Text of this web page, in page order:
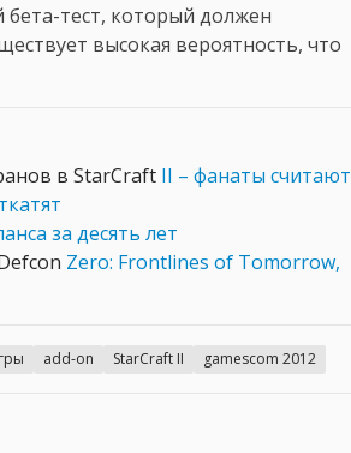
тест, который должен
высокая вероятность, что
в StarCraft II – фанаты считают
за десять лет
Zero: Frontlines of Tomorrow,
add-on StarCraft II gamescom 2012